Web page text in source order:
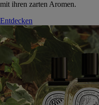
mit ihren zarten Aromen.
Entdecken